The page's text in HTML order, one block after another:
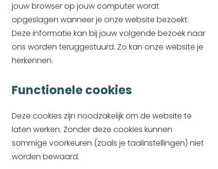
jouw browser op jouw computer wordt
opgeslagen wanneer je onze website bezoekt.
Deze informatie kan bij jouw volgende bezoek naar
ons worden teruggestuurd. Zo kan onze website je
herkennen.
Functionele cookies
Deze cookies zijn noodzakelijk om de website te
laten werken. Zonder deze cookies kunnen
sommige voorkeuren (zoals je taalinstellingen) niet
worden bewaard.